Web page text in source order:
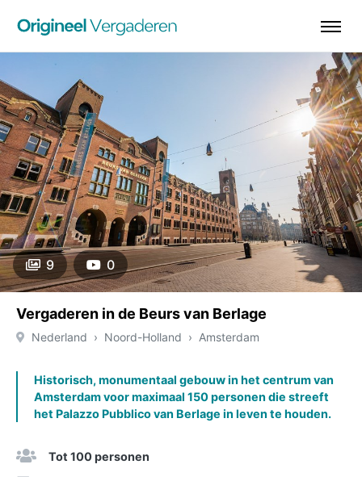
9 0
Vergaderen in de Beurs van Berlage
Nederland Noord-Holland Amsterdam
Historisch, monumentaal gebouw in het centrum van
Amsterdam voor maximaal 150 personen die streeft
het Palazzo Pubblico van Berlage in leven te houden.
Tot 100 personen